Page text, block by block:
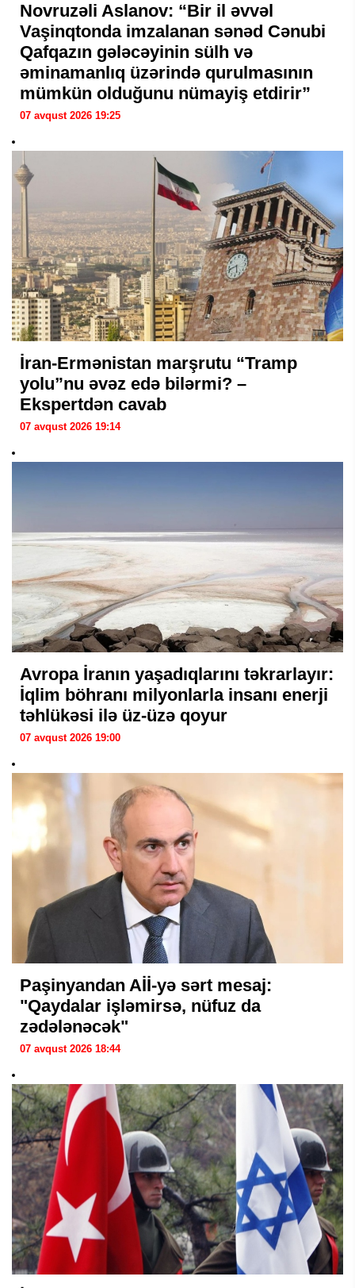
Novruzəli Aslanov: “Bir il əvvəl
Vaşinqtonda imzalanan sənəd Cənubi
Qafqazın gələcəyinin sülh və
əminamanlıq üzərində qurulmasının
mümkün olduğunu nümayiş etdirir”
07 avqust 2026 19:25
İran-Ermənistan marşrutu “Tramp
yolu”nu əvəz edə bilərmi? –
Ekspertdən cavab
07 avqust 2026 19:14
Avropa İranın yaşadıqlarını təkrarlayır:
İqlim böhranı milyonlarla insanı enerji
təhlükəsi ilə üz-üzə qoyur
07 avqust 2026 19:00
Paşinyandan Aİİ-yə sərt mesaj:
"Qaydalar işləmirsə, nüfuz da
zədələnəcək"
07 avqust 2026 18:44